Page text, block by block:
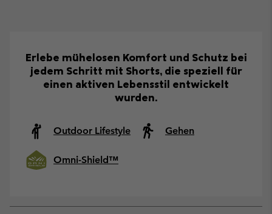
Erlebe mühelosen Komfort und Schutz bei
jedem Schritt mit Shorts, die speziell für
einen aktiven Lebensstil entwickelt
wurden.
Outdoor Lifestyle Gehen
Omni-Shield™